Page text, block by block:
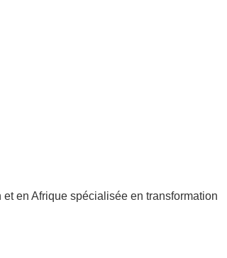
en Afrique spécialisée en transformation